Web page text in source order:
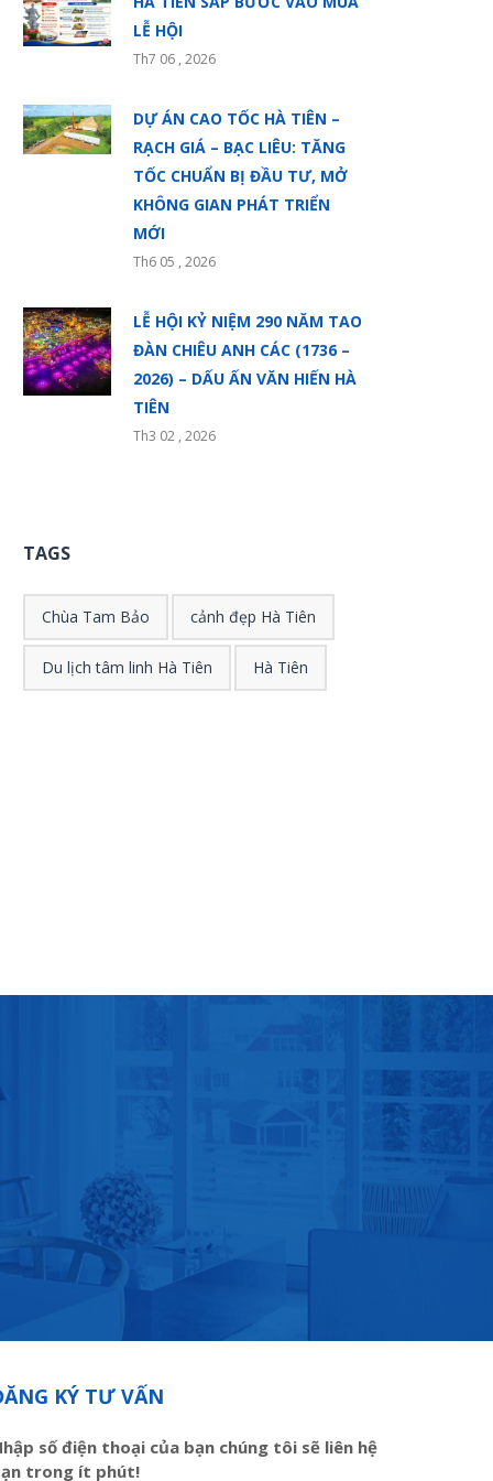
LỄ HỘI
Th7 06 , 2026
DỰ ÁN CAO TỐC HÀ TIÊN –
RẠCH GIÁ – BẠC LIÊU: TĂNG
TỐC CHUẨN BỊ ĐẦU TƯ, MỞ
KHÔNG GIAN PHÁT TRIỂN
MỚI
Th6 05 , 2026
LỄ HỘI KỶ NIỆM 290 NĂM TAO
ĐÀN CHIÊU ANH CÁC (1736 –
2026) – DẤU ẤN VĂN HIẾN HÀ
TIÊN
Th3 02 , 2026
TAGS
Chùa Tam Bảo cảnh đẹp Hà Tiên
Du lịch tâm linh Hà Tiên Hà Tiên
KÝ TƯ VẤN
số điện thoại của bạn chúng tôi sẽ liên hệ
trong ít phút!